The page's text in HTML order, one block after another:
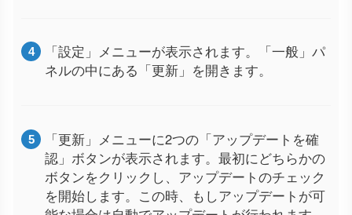
「設定」メニューが表示されます。「一般」パ
ネルの中にある「更新」を開きます。
「更新」メニューに2つの「アップデートを確
認」ボタンが表示されます。最初にどちらかの
ボタンをクリックし、アップデートのチェック
を開始します。この時、もしアップデートが可